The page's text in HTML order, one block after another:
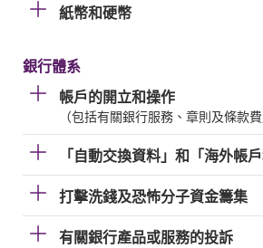
紙幣和硬幣
銀行體系
帳戶的開立和操作
（包括有關銀行服務、章則及條款
「自動交換資料」和「海外帳
打擊洗錢及恐怖分子資金籌集
有關銀行產品或服務的投訴